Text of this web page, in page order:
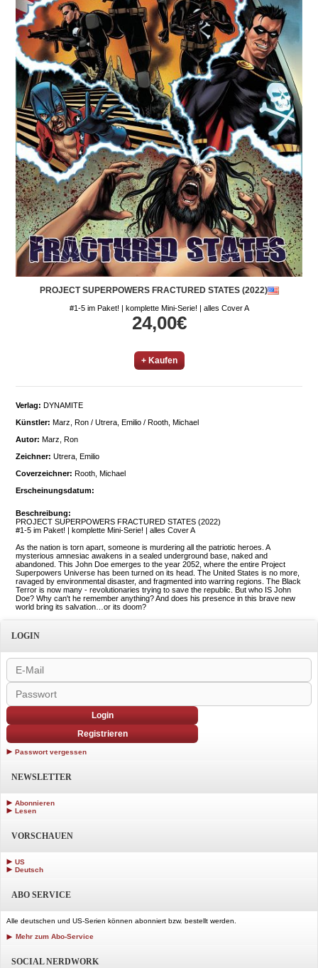
PROJECT SUPERPOWERS FRACTURED STATES (2022)
#1-5 im Paket! | komplette Mini-Serie! | alles Cover A
24,00€
+ Kaufen
Verlag: DYNAMITE
Künstler: Marz, Ron / Utrera, Emilio / Rooth, Michael
Autor: Marz, Ron
Zeichner: Utrera, Emilio
Coverzeichner: Rooth, Michael
Erscheinungsdatum:
Beschreibung:
PROJECT SUPERPOWERS FRACTURED STATES (2022)
#1-5 im Paket! | komplette Mini-Serie! | alles Cover A
As the nation is torn apart, someone is murdering all the patriotic heroes. A
mysterious amnesiac awakens in a sealed underground base, naked and
abandoned. This John Doe emerges to the year 2052, where the entire Project
Superpowers Universe has been turned on its head. The United States is no more,
ravaged by environmental disaster, and fragmented into warring regions. The Black
Terror is now many - revolutionaries trying to save the republic. But who IS John
Doe? Why can't he remember anything? And does his presence in this brave new
world bring its salvation…or its doom?
LOGIN
Login
Registrieren
Passwort vergessen
NEWSLETTER
Abonnieren
Lesen
VORSCHAUEN
US
Deutsch
ABO SERVICE
Alle deutschen und US-Serien können abonniert bzw. bestellt werden.
Mehr zum Abo-Service
SOCIAL NERDWORK